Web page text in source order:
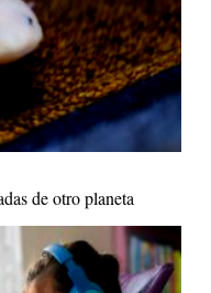
de otro planeta